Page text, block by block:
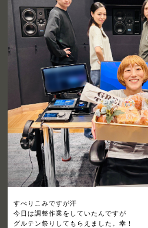
すべりこみですが汗
今日は調整作業をしていたんですが
グルテン祭りしてもらえました。幸！